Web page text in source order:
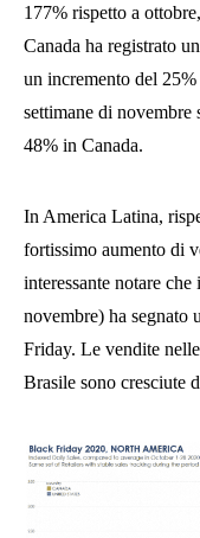
177% rispetto a
Canada ha registrato
un incremento del
settimane di novembre
48% in Canada.
In America Latina,
fortissimo aumento di
interessante notare
novembre) ha segnato
Friday. Le vendite
Brasile sono cresciute